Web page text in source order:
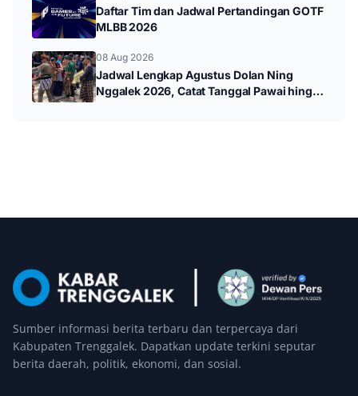
Daftar Tim dan Jadwal Pertandingan GOTF
MLBB 2026
08 Aug 2026
Jadwal Lengkap Agustus Dolan Ning
Nggalek 2026, Catat Tanggal Pawai hingga
Sumber informasi berita terbaru dan terpercaya dari
Kabupaten Trenggalek. Dapatkan update terkini seputar
berita daerah, politik, ekonomi, dan sosial.